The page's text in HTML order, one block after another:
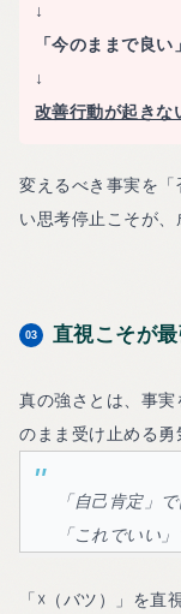
↓
「今のままで良
↓
改善行動が起きな
変えるべき事実を
い思考停止こそが、
03 直視こそが
真の強さとは、事
のまま受け止める勇
「自己肯定」
「これでいい
「☓（バツ）」を直